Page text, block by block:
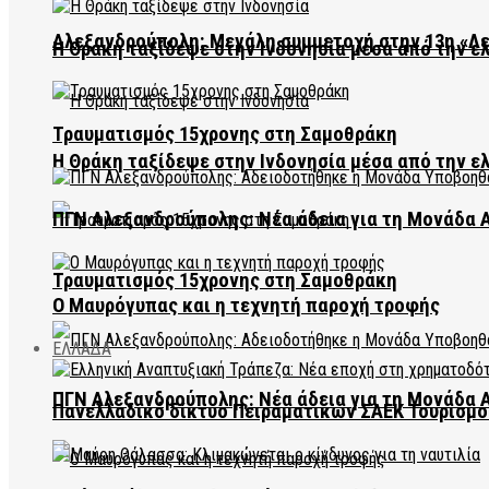
Αλεξανδρούπολη: Μεγάλη συμμετοχή στην 13η
Η Θράκη ταξίδεψε στην Ινδονησία μέσα από την
Τραυματισμός 15χρονης στη Σαμοθράκη
ΠΓΝ Αλεξανδρούπολης: Νέα άδεια για τη Μονάδα
Η Θράκη ταξίδεψε στην Ινδονησία μέσα από την
Τραυματισμός 15χρονης στη Σαμοθράκη
ΠΓΝ Αλεξανδρούπολης: Νέα άδεια για τη Μονάδα
Ο Μαυρόγυπας και η τεχνητή παροχή τροφής
ΕΛΛΑΔΑ
Πανελλαδικό δίκτυο Πειραματικών ΣΑΕΚ